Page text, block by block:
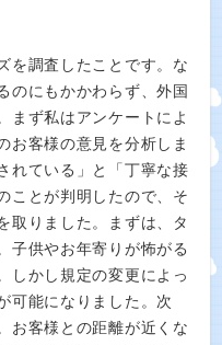
を調査したことです。な
のにもかかわらず、外国
まず私はアンケートによ
お客様の意見を分析しま
れている」と「丁寧な接
ことが判明したので、そ
取りました。まずは、タ
子供やお年寄りが怖がる
しかし規定の変更によっ
可能になりました。次
お客様との距離が近くな